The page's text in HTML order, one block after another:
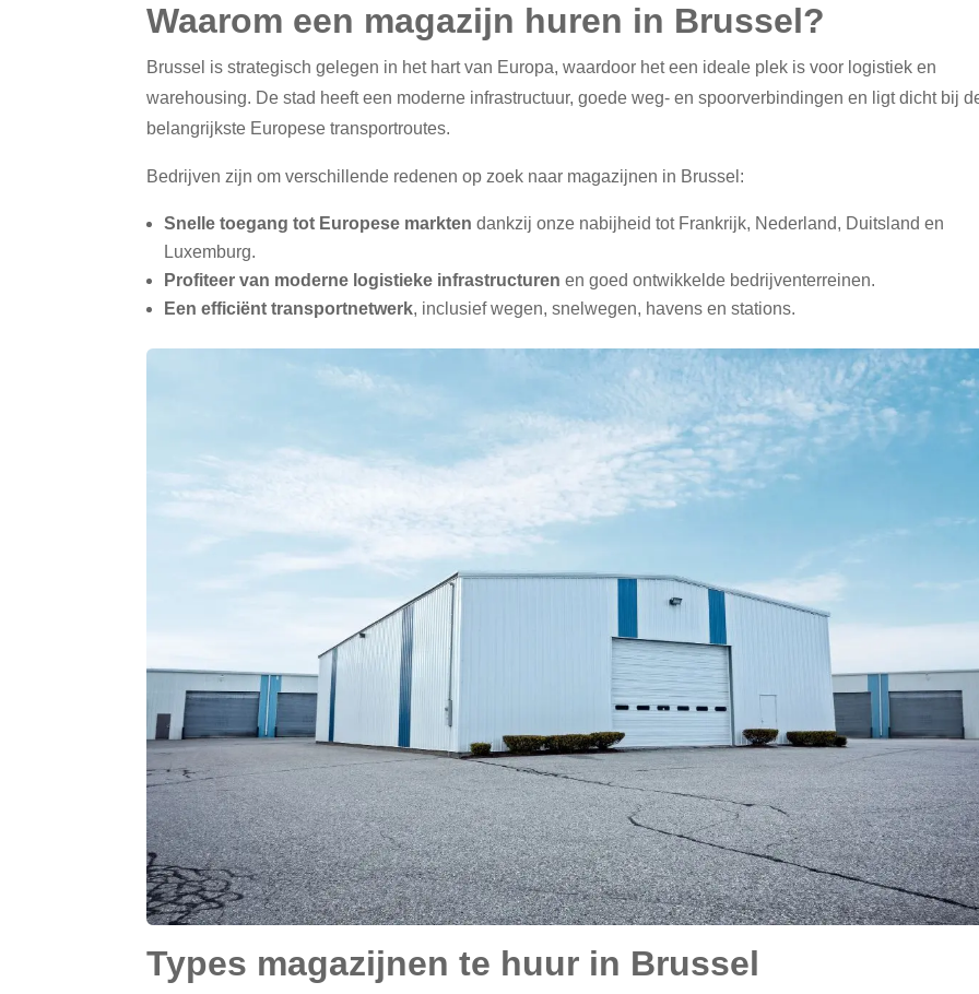
Waarom een magazijn huren in Brussel?
Brussel is strategisch gelegen in het hart van Europa, waardoor het een ideale plek is voor logistiek en
warehousing. De stad heeft een moderne infrastructuur, goede weg- en spoorverbindingen en ligt dicht bij
belangrijkste Europese transportroutes.
Bedrijven zijn om verschillende redenen op zoek naar magazijnen in Brussel:
Snelle toegang tot Europese markten dankzij onze nabijheid tot Frankrijk, Nederland, Duitsland en
Luxemburg.
Profiteer van moderne logistieke infrastructuren en goed ontwikkelde bedrijventerreinen.
Een efficiënt transportnetwerk, inclusief wegen, snelwegen, havens en stations.
Types magazijnen te huur in Brussel